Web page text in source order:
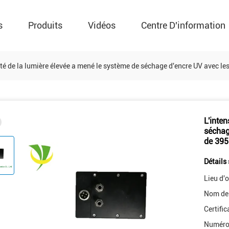
Produits Vidéos Centre D'information
de la lumière élevée a mené le système de séchage d'encre UV avec
de
Détails
Lieu
Nom